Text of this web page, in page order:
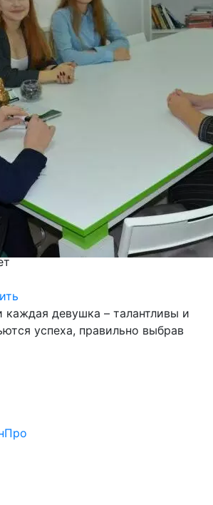
девушка – талантливы и
успеха, правильно выбрав